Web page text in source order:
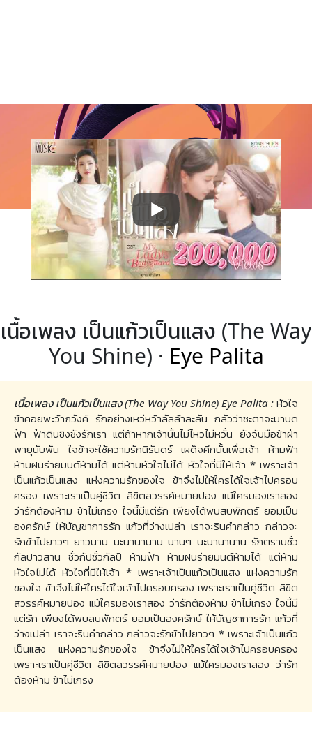
เนื้อเพลง เป็นแก้วเป็นแสง (The Way
You Shine) · Eye Palita
เนื้อเพลง เป็นแก้วเป็นแสง (The Way You Shine) Eye Palita : หัวใจ
ข้าคอยพะว้าภวังค์ รักอย่างเหว่หว้าลัลล้าละลัน กลัวว่าชะตาจะมาบด
ฟ้า ฟ้าดินชิงชังรักเรา แต่ถ้าหากเจ้านั้นไม่ไหวไม่หวั่น ยังจับมือข้าฝ่า
พายุนับพัน ใจข้าจะใช้ความรักนิรันดร์ เผด็จศึกนั้นเพื่อเจ้า ห้ามฟ้า
ห้ามฝนร่ายมนต์ห้ามได้ แต่ห้ามหัวใจไม่ได้ หัวใจที่มีให้เจ้า * เพราะเจ้า
เป็นแก้วเป็นแสง แห่งความรักของใจ ข้าจึงไม่ให้ใครได้ใจเจ้าไปครอบ
ครอง เพราะเราเป็นคู่ชีวิต ลิขิตสวรรค์หมายปอง แม้ใครมองเราสอง
ว่ารักต้องห้าม ข้าไม่เกรง ใจนี้มีแต่รัก เพียงได้พบสบพักตร์ ยอมเป็น
องครักษ์ ให้บัญชาการรัก แก้วที่ว่างเปล่า เราจะรินคำกล่าว กล่าวจะ
รักข้าไปยาวๆ ยาวนาน นะนานานาน นานๆ นะนานานาน รักตราบชั่ว
กัลปาวสาน ชั่วกัปชั่วกัลป์ ห้ามฟ้า ห้ามฝนร่ายมนต์ห้ามได้ แต่ห้าม
หัวใจไม่ได้ หัวใจที่มีให้เจ้า * เพราะเจ้าเป็นแก้วเป็นแสง แห่งความรัก
ของใจ ข้าจึงไม่ให้ใครได้ใจเจ้าไปครอบครอง เพราะเราเป็นคู่ชีวิต ลิขิต
สวรรค์หมายปอง แม้ใครมองเราสอง ว่ารักต้องห้าม ข้าไม่เกรง ใจนี้มี
แต่รัก เพียงได้พบสบพักตร์ ยอมเป็นองครักษ์ ให้บัญชาการรัก แก้วที่
ว่างเปล่า เราจะรินคำกล่าว กล่าวจะรักข้าไปยาวๆ * เพราะเจ้าเป็นแก้ว
เป็นแสง แห่งความรักของใจ ข้าจึงไม่ให้ใครได้ใจเจ้าไปครอบครอง
เพราะเราเป็นคู่ชีวิต ลิขิตสวรรค์หมายปอง แม้ใครมองเราสอง ว่ารัก
ต้องห้าม ข้าไม่เกรง